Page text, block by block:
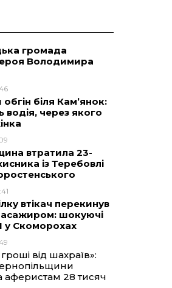
громада
Володимира
біля Кам’янок:
водія, через якого
втратила 23-
із Теребовлі
втікач перекинув
шокуючі
у Скоморохах
від шахраїв»:
аферистам 28 тисяч